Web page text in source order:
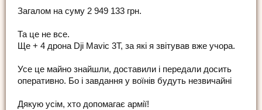
Загалом на суму 2 949 133 грн.
Та це не все.
Ще + 4 дрона Dji Mavic 3T, за які я звітував вже учора.
Усе це майно знайшли, доставили і передали досить
оперативно. Бо і завдання у воїнів будуть незвичайні
Дякую усім, хто допомагає армії!